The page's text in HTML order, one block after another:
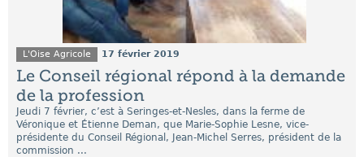
L'Oise Agricole 17 février 2019
Le Conseil régional répond à la demande
de la profession
Jeudi 7 février, c’est à Seringes-et-Nesles, dans la ferme de
Véronique et Étienne Deman, que Marie-Sophie Lesne, vice-
présidente du Conseil Régional, Jean-Michel Serres, président de la
commission ...